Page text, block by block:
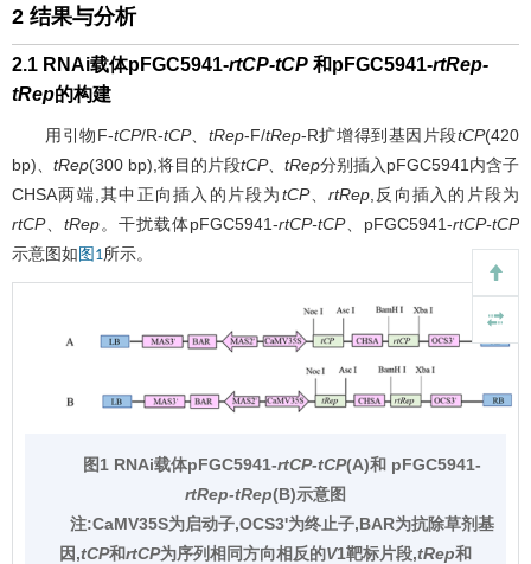
2 结果与分析
2.1 RNAi载体pFGC5941-rtCP-tCP 和pFGC5941-rtRep-
tRep的构建
用引物F-tCP/R-tCP、 tRep-F/tRep-R扩增得到基因片段tCP(420
bp)、 tRep(300 bp),将目的片段tCP、 tRep分别插入pFGC5941内含子
CHSA两端,其中正向插入的片段为tCP、 rtRep ,反向插入的片段为
rtCP、 tRep。干扰载体pFGC5941-rtCP-tCP、pFGC5941-rtCP-tCP
示意图如 图1所示。
图1 RNAi载体pFGC5941-rtCP-tCP(A)和 pFGC5941-
rtRep-tRep(B)示意图
注:CaMV35S为启动子,OCS3'为终止子,BAR为抗除草剂基
因,tCP和rtCP为序列相同方向相反的V1靶标片段,tRep和